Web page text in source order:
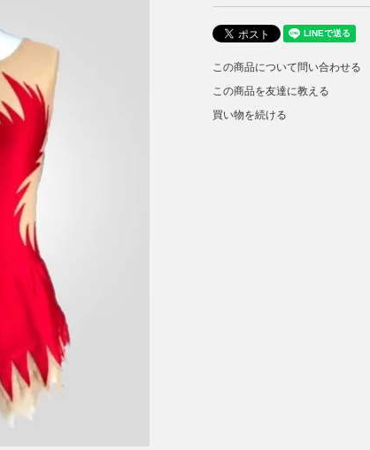
この商品について問い合わせる
この商品を友達に教える
買い物を続ける